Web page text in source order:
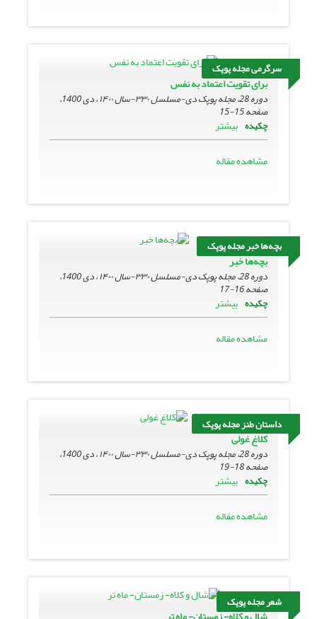
سرگرمی مجله پوپک
برای تقویت اعتماد به نفس
دوره 28، مجله پوپک دی-مسلسل ۳۳۰-سال ۱۴۰۰ ، دی 1400،
صفحه15-15
چکیده بیشتر
مشاهده مقاله
بچه‌ها خبر مجله پوپک
بچه‌ها خبر
دوره 28، مجله پوپک دی-مسلسل ۳۳۰-سال ۱۴۰۰ ، دی 1400،
صفحه16-17
چکیده بیشتر
مشاهده مقاله
داستان طنز مجله پوپک
کلاغ غولی
دوره 28، مجله پوپک دی-مسلسل ۳۳۰-سال ۱۴۰۰ ، دی 1400،
صفحه18-19
چکیده بیشتر
مشاهده مقاله
شعر مجله پوپک